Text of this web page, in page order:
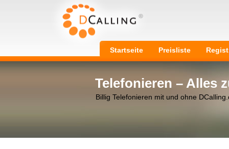
Startseite Preisliste
Telefonieren – Alles
Billig Telefonieren mit und ohne